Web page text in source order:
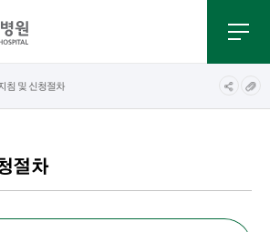
침 및 신청절차
절차